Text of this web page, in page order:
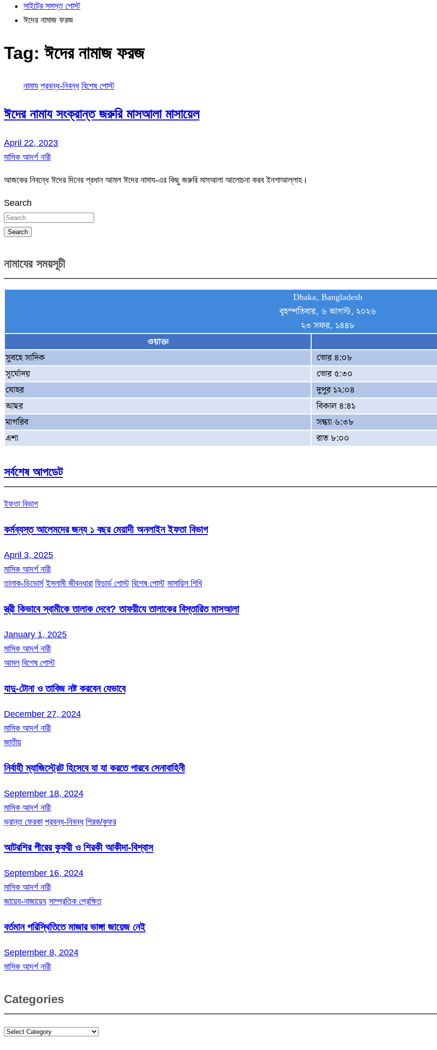
সাইটের সমস্ত পোস্ট
ঈদের নামাজ ফরজ
Tag: ঈদের নামাজ ফরজ
নামায প্রবন্ধ-নিবন্ধ বিশেষ পোস্ট
ঈদের নামায সংক্রান্ত জরুরি মাসআলা মাসায়েল
April 22, 2023
মাসিক আদর্শ নারী
আজকের নিবন্ধে ঈদের দিনের প্রধান আমল ঈদের নামায-এর কিছু জরুরি মাসআলা আলোচনা করব ইনশাআল্লাহ।
Search
Search
নামাযের সময়সূচী
Dhaka, Bangladesh
বৃহস্পতিবার, ৬ আগস্ট, ২০২৬
২৩ সফর, ১৪৪৮
ওয়াক্ত
সুবহে সাদিক
ভোর ৪:০৮
সূর্যোদয়
ভোর ৫:৩০
যোহর
দুপুর ১২:০৪
আছর
বিকাল ৪:৪১
মাগরিব
সন্ধ্যা ৬:৩৮
এশা
রাত ৮:০০
সর্বশেষ আপডেট
ইফতা বিভাগ
কর্মব্যস্ত আলেমদের জন্য ১ বছর মেয়াদী অনলাইন ইফতা বিভাগ
April 3, 2025
মাসিক আদর্শ নারী
তালাক-ডিভোর্স ইসলামী জীবনধারা ফিচার্ড পোস্ট বিশেষ পোস্ট মাসায়িল শিখি
স্ত্রী কিভাবে স্বামীকে তালাক দেবে? তাফয়ীযে তালাকের বিস্তারিত মাসআলা
January 1, 2025
মাসিক আদর্শ নারী
আমল বিশেষ পোস্ট
যাদু-টোনা ও তাবিজ নষ্ট করবেন যেভাবে
December 27, 2024
মাসিক আদর্শ নারী
জাতীয়
নির্বাহী ম্যাজিস্ট্রেট হিসেবে যা যা করতে পারবে সেনাবাহিনী
September 18, 2024
মাসিক আদর্শ নারী
ভ্রান্ত ফেরকা প্রবন্ধ-নিবন্ধ শিরক/কুফর
আটরশির পীরের কুফরী ও শিরকী আকীদা-বিশ্বাস
September 16, 2024
মাসিক আদর্শ নারী
জায়েয-নাজায়েয সাম্প্রতিক প্রেক্ষিত
বর্তমান পরিস্থিতিতে মাজার ভাঙ্গা জায়েজ নেই
September 8, 2024
মাসিক আদর্শ নারী
Categories
Categories